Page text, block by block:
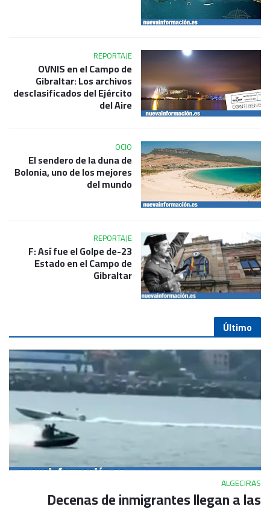
REPORTAJE
OVNIS en el Campo de
Gibraltar: Los archivos
desclasificados del Ejército
del Aire
OCIO
El sendero de la duna de
Bolonia, uno de los mejores
del mundo
REPORTAJE
23-F: Así fue el Golpe de
Estado en el Campo de
Gibraltar
Último
ALGECIRAS
Decenas de inmigrantes llegan a las